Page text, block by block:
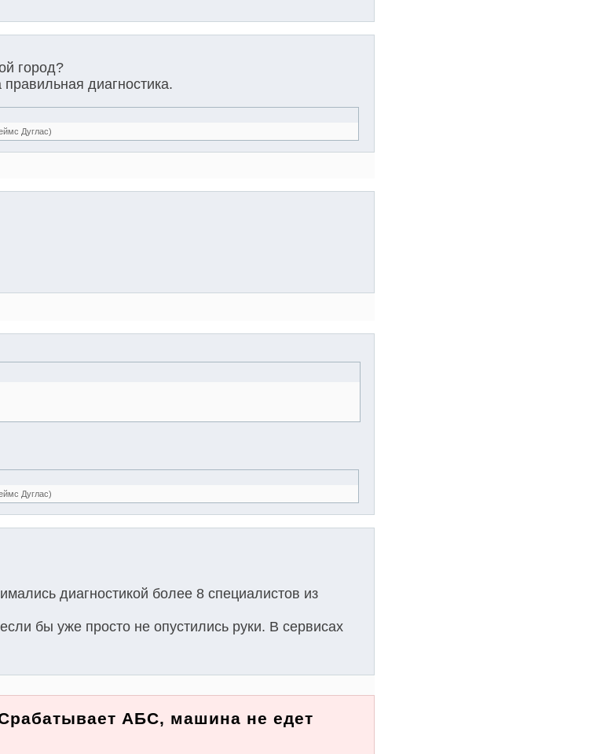
город?
диагностика.
Дуглас)
Дуглас)
диагностикой более 8 специалистов из
бы уже просто не опустились руки. В сервисах
АБС, машина не едет